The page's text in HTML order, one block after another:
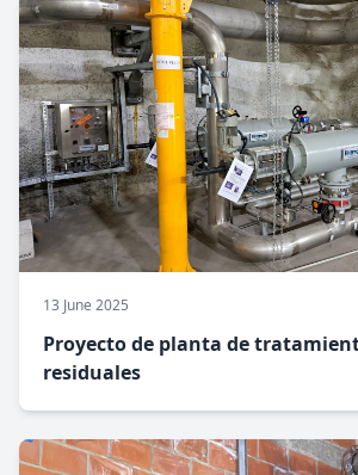
13 June 2025
Proyecto de planta de
residuales